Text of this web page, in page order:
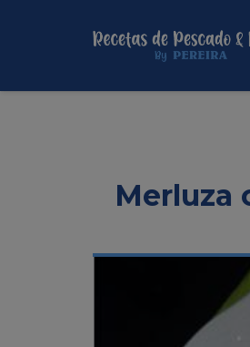
Merluza